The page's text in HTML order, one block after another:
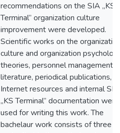
recommendations on the SIA „KS
Terminal” organization culture
improvement were developed.
Scientific works on the
culture and organization
theories, personnel management
literature, periodical publications,
Internet resources and internal SIA
„KS Terminal” documentation were
used for writing this work. The
bachelaur work consists of three